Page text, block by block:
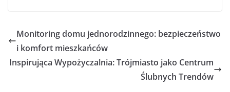
Monitoring domu jednorodzinnego: bezpieczeństwo
i komfort mieszkańców
Inspirująca Wypożyczalnia: Trójmiasto jako Centrum
Ślubnych Trendów